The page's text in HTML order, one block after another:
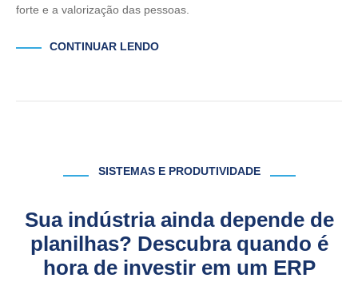
forte e a valorização das pessoas.
CONTINUAR LENDO
SISTEMAS E PRODUTIVIDADE
Sua indústria ainda depende de
planilhas? Descubra quando é
hora de investir em um ERP